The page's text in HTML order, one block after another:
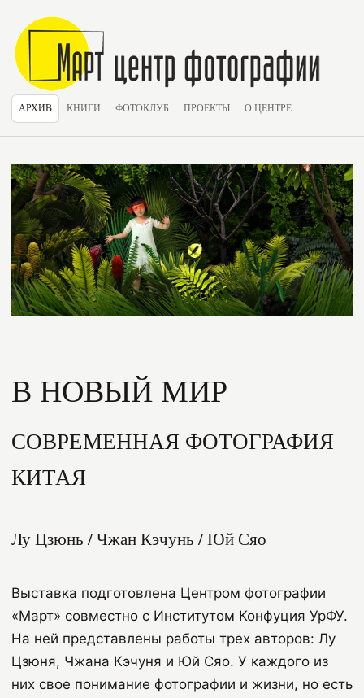
АРХИВ КНИГИ ФОТОКЛУБ ПРОЕКТЫ О ЦЕНТРЕ
В НОВЫЙ МИР
СОВРЕМЕННАЯ ФОТОГРАФИЯ
КИТАЯ
Лу Цзюнь / Чжан Кэчунь / Юй Сяо
Выставка подготовлена Центром фотографии
«Март» совместно с Институтом Конфуция УрФУ.
На ней представлены работы трех авторов: Лу
Цзюня, Чжана Кэчуня и Юй Сяо. У каждого из
них свое понимание фотографии и жизни, но есть